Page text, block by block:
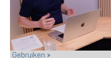
Gebruiken